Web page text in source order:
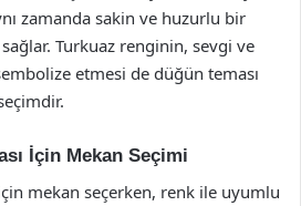
zamanda sakin ve huzurlu bir
Turkuaz renginin, sevgi ve
etmesi de düğün teması
İçin Mekan Seçimi
mekan seçerken, renk ile uyumlu